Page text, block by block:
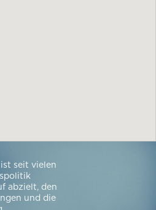
seit vielen
abzielt, den
und die